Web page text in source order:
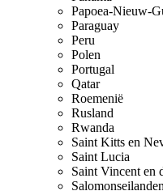
Papoea-Nieuw-
Paraguay
Peru
Polen
Portugal
Qatar
Roemenië
Rusland
Rwanda
Saint Kitts en
Saint Lucia
Saint Vincent en
Salomonseilanden